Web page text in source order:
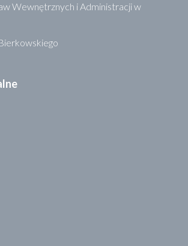
Wewnętrznych i Administracji w